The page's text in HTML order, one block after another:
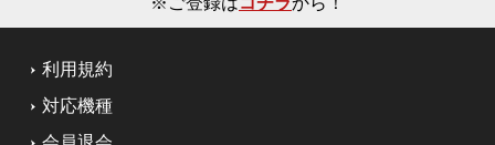
利用規約
対応機種